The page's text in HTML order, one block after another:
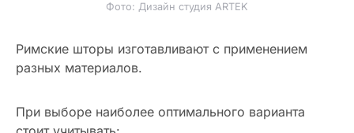
Фото: Дизайн студия ARTEK
Римские шторы изготавливают с применением
разных материалов.
При выборе наиболее оптимального варианта